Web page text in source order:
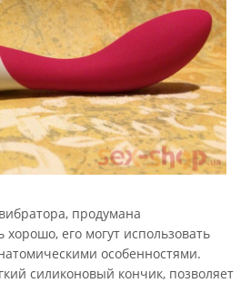
продумана
его могут использовать
особенностями.
силиконовый кончик, позволяет